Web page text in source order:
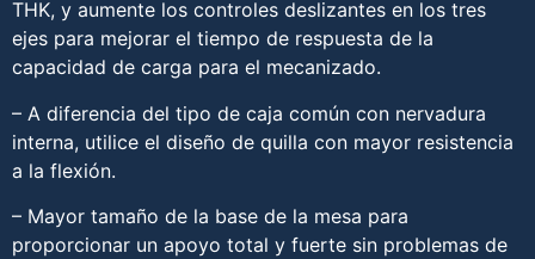
THK, y aumente los controles deslizantes en los tres
ejes para mejorar el tiempo de respuesta de la
capacidad de carga para el mecanizado.
– A diferencia del tipo de caja común con nervadura
interna, utilice el diseño de quilla con mayor resistencia
a la flexión.
– Mayor tamaño de la base de la mesa para
proporcionar un apoyo total y fuerte sin problemas de